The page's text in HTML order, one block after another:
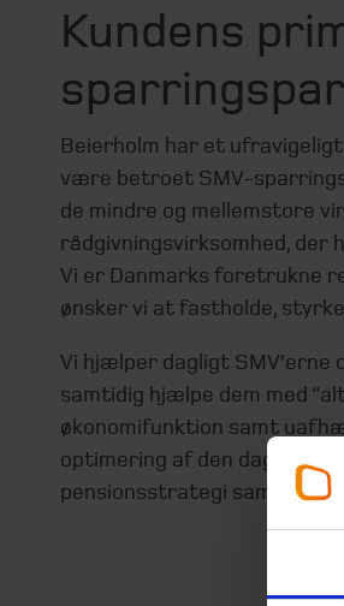
Kundens
Beierholm har et
være betroet SMV-
de mindre og mellemstore
rådgivningsvirksomhed, der
Vi er Danmarks foretrukne
ønsker vi at fastholde,
Vi hjælper dagligt SMV’erne
samtidig hjælpe dem med
økonomifunktion samt
optimering af den daglige
pensionsstrategi samt